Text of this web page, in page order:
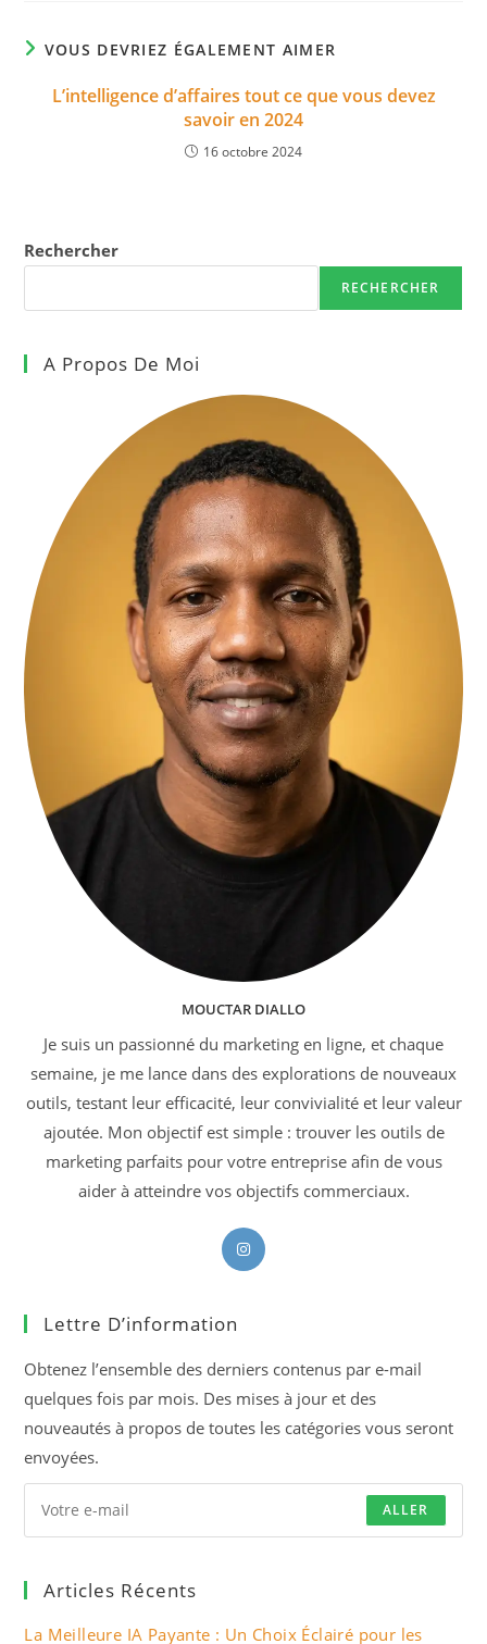
VOUS DEVRIEZ ÉGALEMENT AIMER
L’intelligence d’affaires tout ce que vous devez
savoir en 2024
16 octobre 2024
Rechercher
RECHERCHER
A Propos De Moi
MOUCTAR DIALLO
Je suis un passionné du marketing en ligne, et chaque
semaine, je me lance dans des explorations de nouveaux
outils, testant leur efficacité, leur convivialité et leur valeur
ajoutée. Mon objectif est simple : trouver les outils de
marketing parfaits pour votre entreprise afin de vous
aider à atteindre vos objectifs commerciaux.
S’ouvre
Lettre D’information
Obtenez l’ensemble des derniers contenus par e-mail
quelques fois par mois. Des mises à jour et des
nouveautés à propos de toutes les catégories vous seront
envoyées.
ALLER
Articles Récents
La Meilleure IA Payante : Un Choix Éclairé pour les